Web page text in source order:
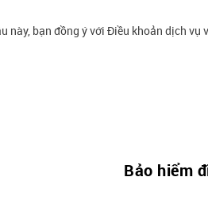
này, bạn đồng ý với Điều khoản dịch
Bảo hiểm